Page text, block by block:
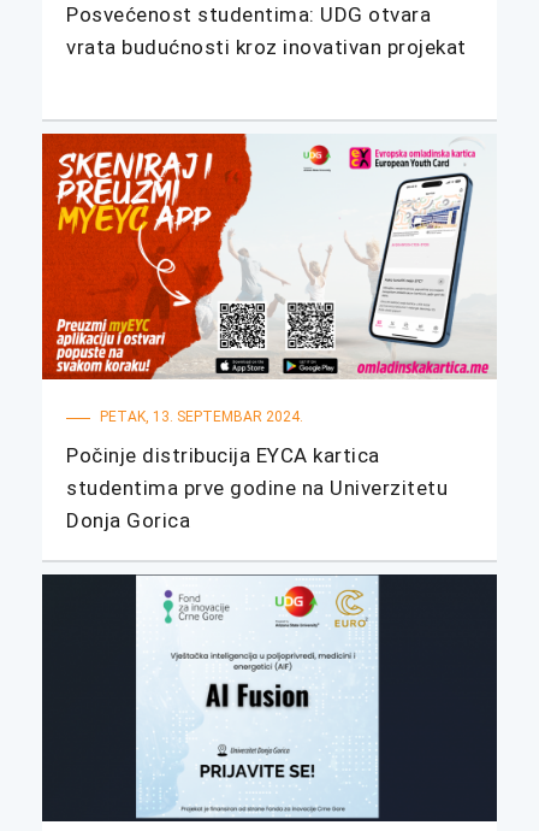
Posvećenost studentima: UDG otvara
vrata budućnosti kroz inovativan projekat
PETAK, 13. SEPTEMBAR 2024.
Počinje distribucija EYCA kartica
studentima prve godine na Univerzitetu
Donja Gorica